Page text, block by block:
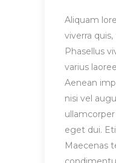
Aliquam
viverra
Phasellus
varius
Aenean
nisi vel
eget dui.
Maecenas